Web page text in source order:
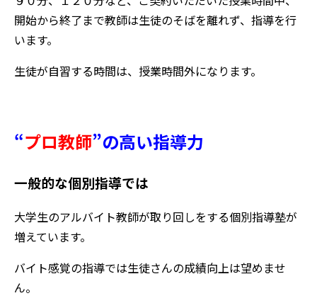
開始から終了まで教師は生徒のそばを離れず、指導を行
います。
生徒が自習する時間は、授業時間外になります。
“プロ教師”の高い指導力
一般的な個別指導では
大学生のアルバイト教師が取り回しをする個別指導塾が
増えています。
バイト感覚の指導では生徒さんの成績向上は望めませ
ん。